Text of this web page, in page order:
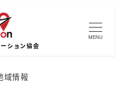
MENU
域情報